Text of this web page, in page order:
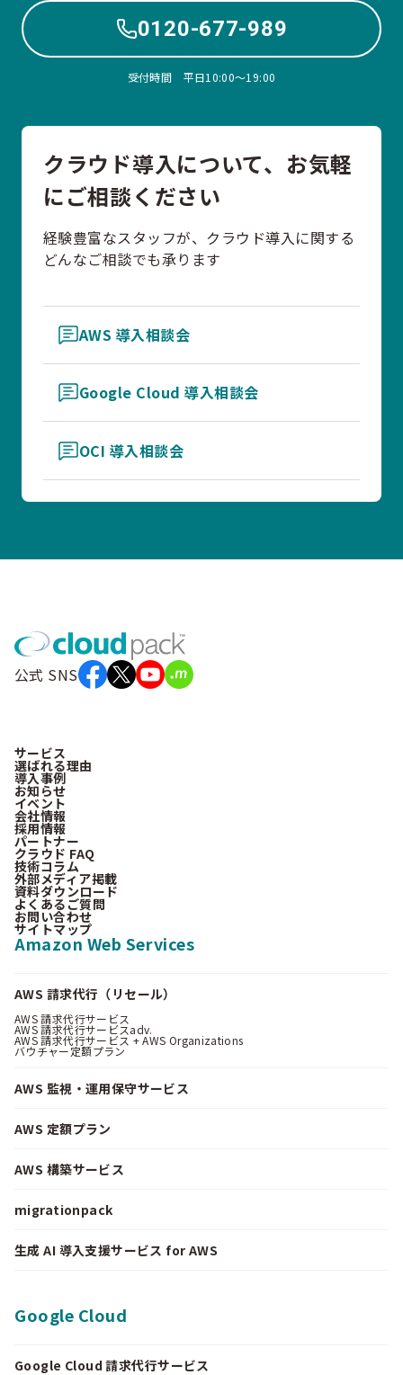
0120-677-989
受付時間 平日10:00〜19:00
クラウド導入について、お気軽
にご相談ください
経験豊富なスタッフが、クラウド導入に関する
どんなご相談でも承ります
AWS 導入相談会
Google Cloud 導入相談会
OCI 導入相談会
公式 SNS
サービス
選ばれる理由
導入事例
お知らせ
イベント
会社情報
採用情報
パートナー
クラウド FAQ
技術コラム
外部メディア掲載
資料ダウンロード
よくあるご質問
お問い合わせ
サイトマップ
Amazon Web Services
AWS 請求代行（リセール）
AWS 請求代行サービス
AWS 請求代行サービスadv.
AWS 請求代行サービス + AWS Organizations
バウチャー定額プラン
AWS 監視・運用保守サービス
AWS 定額プラン
AWS 構築サービス
migrationpack
生成 AI 導入支援サービス for AWS
Google Cloud
Google Cloud 請求代行サービス